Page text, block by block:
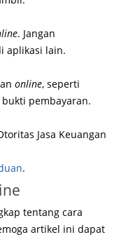
. Jangan
aplikasi lain.
online, seperti
pembayaran.
Jasa Keuangan
.
tentang cara
artikel ini dapat